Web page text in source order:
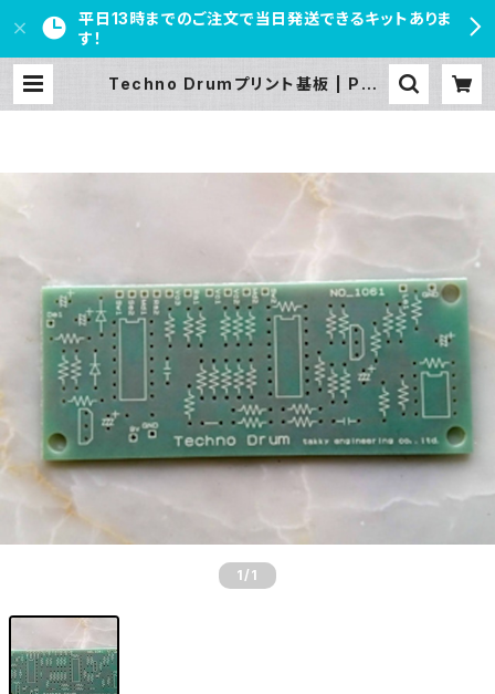
平日13時までのご注文で当日発送できるキットありま
す！
Techno Drumプリント基板 | PED
1 /1